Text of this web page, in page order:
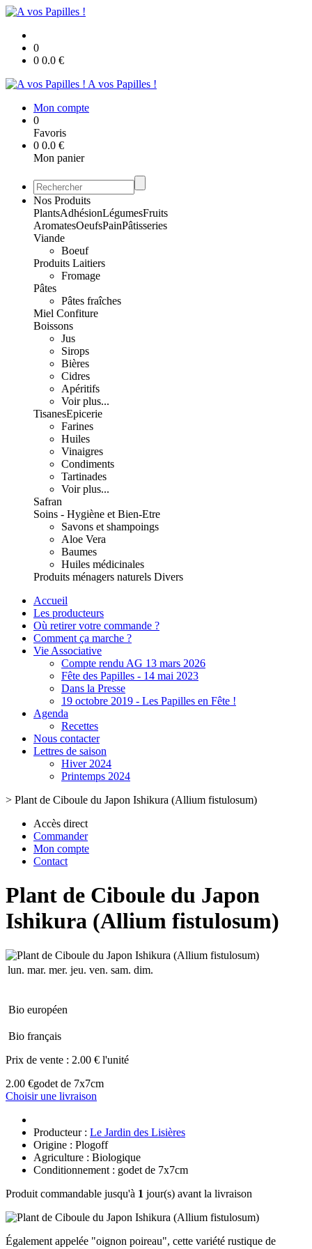
0
0 0.0 €
A vos Papilles !
Mon compte
0
Favoris
0 0.0 €
Mon panier
Nos Produits
PlantsAdhésionLégumesFruits
AromatesOeufsPainPâtisseries
Viande
Boeuf
Produits Laitiers
Fromage
Pâtes
Pâtes fraîches
Miel Confiture
Boissons
Jus
Sirops
Bières
Cidres
Apéritifs
Voir plus...
TisanesEpicerie
Farines
Huiles
Vinaigres
Condiments
Tartinades
Voir plus...
Safran
Soins - Hygiène et Bien-Etre
Savons et shampoings
Aloe Vera
Baumes
Huiles médicinales
Produits ménagers naturels Divers
Accueil
Les producteurs
Où retirer votre commande ?
Comment ça marche ?
Vie Associative
Compte rendu AG 13 mars 2026
Fête des Papilles - 14 mai 2023
Dans la Presse
19 octobre 2019 - Les Papilles en Fête !
Agenda
Recettes
Nous contacter
Lettres de saison
Hiver 2024
Printemps 2024
> Plant de Ciboule du Japon Ishikura (Allium fistulosum)
Accès direct
Commander
Mon compte
Contact
Plant de Ciboule du Japon
Ishikura (Allium fistulosum)
lun. mar. mer. jeu. ven. sam. dim.
Bio européen
Bio français
Prix de vente : 2.00 € l'unité
2.00 €godet de 7x7cm
Choisir une livraison
Producteur : Le Jardin des Lisières
Origine : Plogoff
Agriculture : Biologique
Conditionnement : godet de 7x7cm
Produit commandable jusqu'à 1 jour(s) avant la livraison
Également appelée "oignon poireau", cette variété rustique de